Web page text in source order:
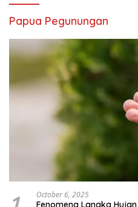
Papua Pegunungan
October 6, 2025
Fenomena Langka